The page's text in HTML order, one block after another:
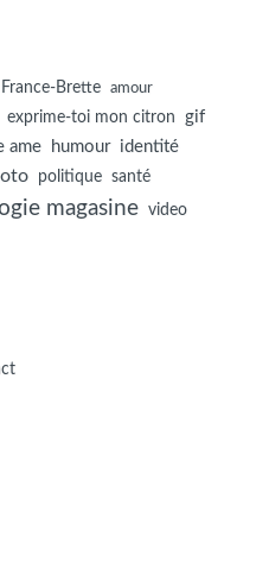
Brette amour
exprime-toi mon citron
gif
ame
humour identité
politique
santé
magasine video